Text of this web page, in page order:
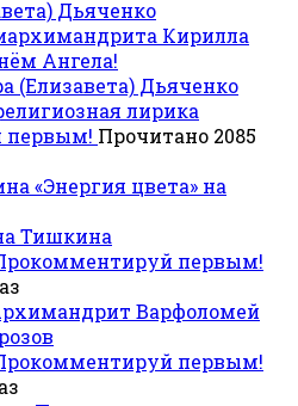
Кирилла
Ангела!
(Елизавета) Дьяченко
лирика
первым! Прочитано 2085
«Энергия цвета» на
Тишкина
первым!
Варфоломей
первым!